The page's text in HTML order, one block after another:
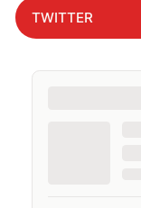
TWITTER